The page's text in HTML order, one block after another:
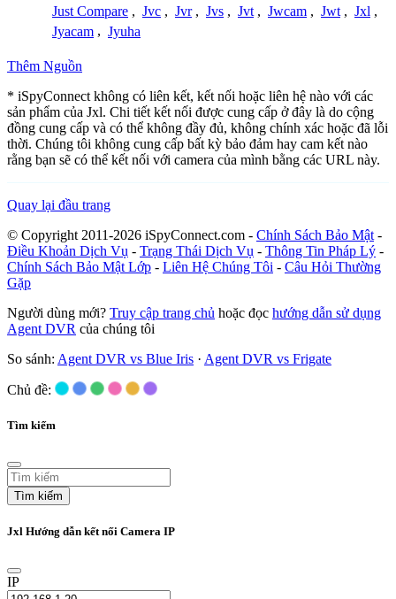
Just Compare , Jvc , Jvr , Jvs , Jvt , Jwcam , Jwt , Jxl ,
Jyacam , Jyuha
Thêm Nguồn
* iSpyConnect không có liên kết, kết nối hoặc liên hệ nào với các
sản phẩm của Jxl. Chi tiết kết nối được cung cấp ở đây là do cộng
đồng cung cấp và có thể không đầy đủ, không chính xác hoặc đã lỗi
thời. Chúng tôi không cung cấp bất kỳ bảo đảm hay cam kết nào
rằng bạn sẽ có thể kết nối với camera của mình bằng các URL này.
Quay lại đầu trang
© Copyright 2011-2026 iSpyConnect.com - Chính Sách Bảo Mật -
Điều Khoản Dịch Vụ - Trạng Thái Dịch Vụ - Thông Tin Pháp Lý -
Chính Sách Bảo Mật Lớp - Liên Hệ Chúng Tôi - Câu Hỏi Thường
Gặp
Người dùng mới? Truy cập trang chủ hoặc đọc hướng dẫn sử dụng
Agent DVR của chúng tôi
So sánh: Agent DVR vs Blue Iris · Agent DVR vs Frigate
Chủ đề:
Tìm kiếm
Tìm kiếm
Jxl Hướng dẫn kết nối Camera IP
IP